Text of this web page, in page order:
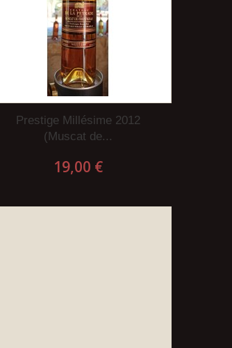
Prestige Millésime 2012
(Muscat de...
19,00 €